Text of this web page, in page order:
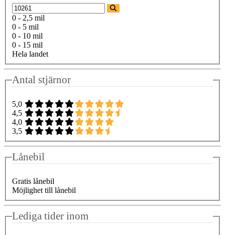
0 - 2,5 mil
0 - 5 mil
0 - 10 mil
0 - 15 mil
Hela landet
Antal stjärnor
5,0
4,5
4,0
3,5
Lånebil
Gratis lånebil
Möjlighet till lånebil
Lediga tider inom